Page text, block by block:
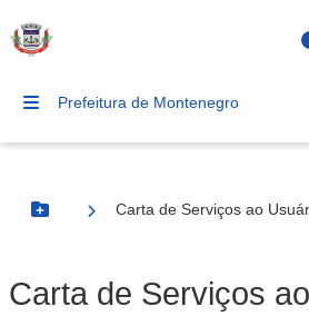
Prefeitura de Montenegro
Botão Menu
Carta de Serviços ao
Carta de Serviços